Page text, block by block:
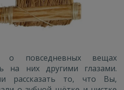
о повседневных вещах
на них другими глазами.
рассказать то, что Вы,